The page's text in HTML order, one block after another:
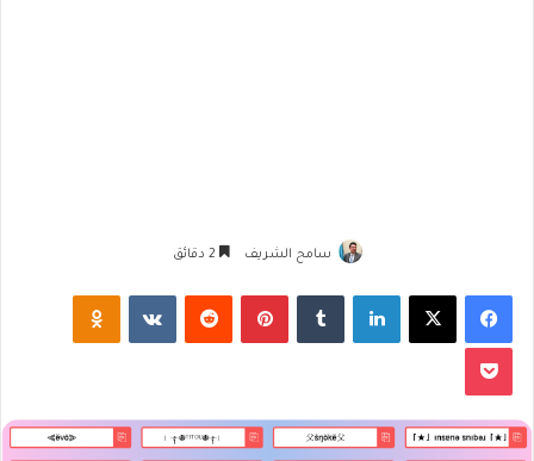
سامح الشريف
فيسبوك لينكدإن بينتيريست